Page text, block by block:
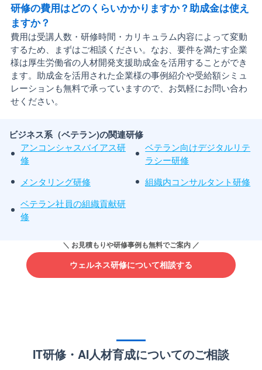
研修の費用はどのくらいかかりますか？助成金は使え
ますか？
費用は受講人数・研修時間・カリキュラム内容によって変動
するため、まずはご相談ください。なお、要件を満たす企業
様は厚生労働省の人材開発支援助成金を活用することができ
ます。助成金を活用された企業様の事例紹介や受給額シミュ
レーションも無料で承っていますので、お気軽にお問い合わ
せください。
ビジネス系（ベテラン)の関連研修
アンコンシャスバイアス研
修
ベテラン向けデジタルリテ
ラシー研修
メンタリング研修
組織内コンサルタント研修
ベテラン社員の組織貢献研
修
ウェルネス研修について相談する
IT研修・AI人材育成についてのご相談